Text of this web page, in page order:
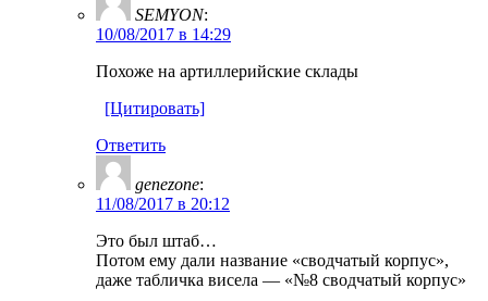
SEMYON:
10/08/2017 в 14:29
Похоже на артиллерийские склады
[Цитировать]
Ответить
genezone:
11/08/2017 в 20:12
Это был штаб…
Потом ему дали название «сводчатый корпус»,
даже табличка висела — «№8 сводчатый корпус»